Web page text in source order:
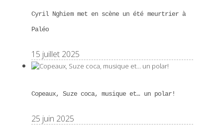
Cyril Nghiem met en scène un été meurtrier à
Paléo
15 juillet 2025
Copeaux, Suze coca, musique et… un polar!
25 juin 2025